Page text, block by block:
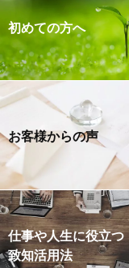
初めての方へ
お客様からの声
仕事や人生に役立つ
致知活用法